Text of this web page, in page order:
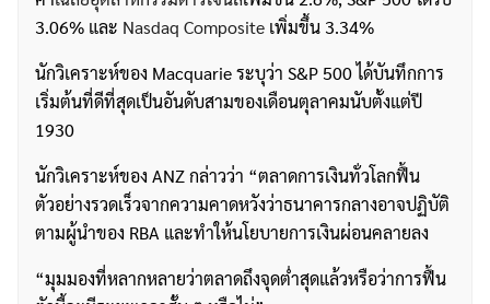
3.06% และ Nasdaq Composite เพิ่มขึ้น 3.34%
นักวิเคราะห์ของ Macquarie ระบุว่า S&P 500 ได้บันทึกการ
เริ่มต้นที่ดีที่สุดเป็นอันดับสามของเดือนตุลาคมนับตั้งแต่ปี
1930
นักวิเคราะห์ของ ANZ กล่าวว่า “ตลาดการเงินทั่วโลกฟื้น
ตัวอย่างรวดเร็วจากความคาดหวังว่าธนาคารกลางอาจปฏิบัติ
ตามผู้นำของ RBA และทำให้นโยบายการเงินผ่อนคลายลง
“มุมมองที่หลากหลายว่าตลาดถึงจุดต่ำสุดแล้วหรือว่าการฟื้น